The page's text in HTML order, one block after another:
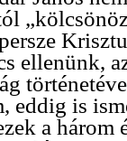
ellenünk,
eddig is
a három